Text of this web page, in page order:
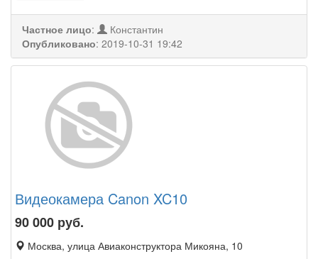
Частное лицо:
Константин
Опубликовано: 2019-10-31 19:42
Видеокамера Canon XC10
90 000 руб.
Москва, улица Авиаконструктора Микояна, 10